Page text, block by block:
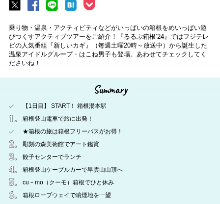
乗り物・温泉・アクティビティなどがいっぱいの箱根をめいっぱい遊
びつくすアクティブツアーをご紹介！『るるぶ箱根’24』ではフジテレ
ビの人気番組『新しいカギ』（毎週土曜20時～放送中）から誕生した
温泉アイドルグループ・はこね男子も登場。あわせてチェックしてく
ださいね！
Summary
【1日目】 START！ 箱根湯本駅
箱根登山電車で旅に出発！
★箱根の旅は箱根フリーパスがお得！
彫刻の森美術館でアート鑑賞
餃子センターでランチ
箱根登山ケーブルカーで早雲山山頂へ
cu－mo（クーモ）箱根でひと休み
箱根ロープウェイで噴煙地を一望